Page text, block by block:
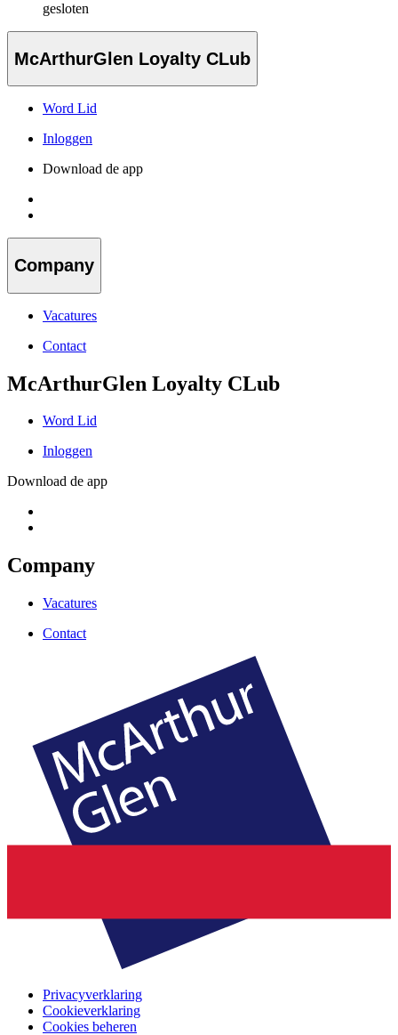
gesloten
McArthurGlen Loyalty CLub
Word Lid
Inloggen
Download de app
Company
Vacatures
Contact
McArthurGlen Loyalty CLub
Word Lid
Inloggen
Download de app
Company
Vacatures
Contact
Privacyverklaring
Cookieverklaring
Cookies beheren